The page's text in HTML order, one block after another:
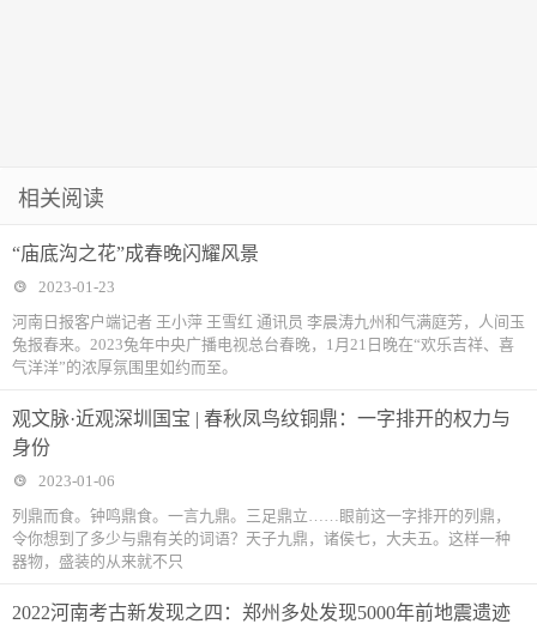
相关阅读
“庙底沟之花”成春晚闪耀风景
2023-01-23
河南日报客户端记者 王小萍 王雪红 通讯员 李晨涛九州和气满庭芳，人间玉
兔报春来。2023兔年中央广播电视总台春晚，1月21日晚在“欢乐吉祥、喜
气洋洋”的浓厚氛围里如约而至。
观文脉·近观深圳国宝 | 春秋凤鸟纹铜鼎：一字排开的权力与
身份
2023-01-06
列鼎而食。钟鸣鼎食。一言九鼎。三足鼎立……眼前这一字排开的列鼎，
令你想到了多少与鼎有关的词语？天子九鼎，诸侯七，大夫五。这样一种
器物，盛装的从来就不只
2022河南考古新发现之四：郑州多处发现5000年前地震遗迹